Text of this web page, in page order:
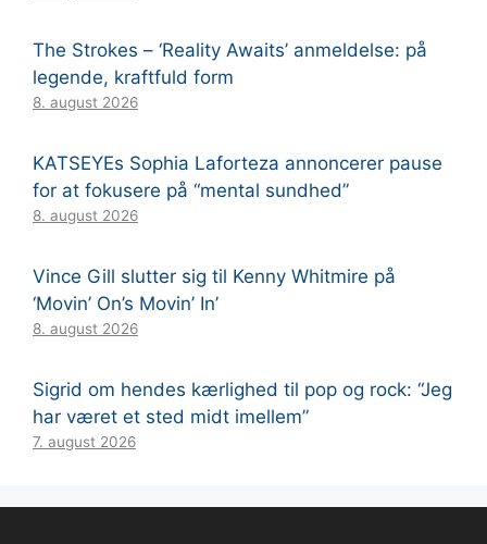
The Strokes – ‘Reality Awaits’ anmeldelse: på
legende, kraftfuld form
8. august 2026
KATSEYEs Sophia Laforteza annoncerer pause
for at fokusere på “mental sundhed”
8. august 2026
Vince Gill slutter sig til Kenny Whitmire på
‘Movin’ On’s Movin’ In’
8. august 2026
Sigrid om hendes kærlighed til pop og rock: “Jeg
har været et sted midt imellem”
7. august 2026